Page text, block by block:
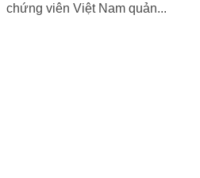
chứng viên Việt Nam quản...